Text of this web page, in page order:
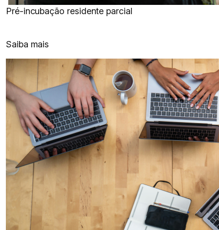
Pré-incubação residente parcial
Saiba mais